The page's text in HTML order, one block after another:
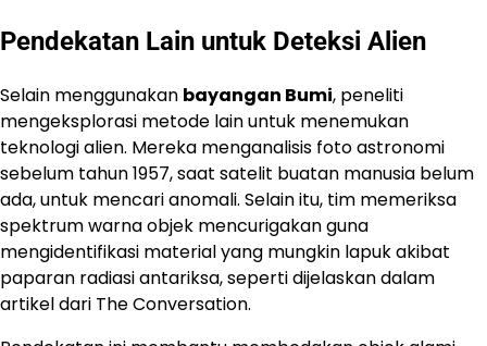
Pendekatan Lain untuk Deteksi Alien
Selain menggunakan bayangan Bumi, peneliti
mengeksplorasi metode lain untuk menemukan
teknologi alien. Mereka menganalisis foto astronomi
sebelum tahun 1957, saat satelit buatan manusia belum
ada, untuk mencari anomali. Selain itu, tim memeriksa
spektrum warna objek mencurigakan guna
mengidentifikasi material yang mungkin lapuk akibat
paparan radiasi antariksa, seperti dijelaskan dalam
artikel dari The Conversation.